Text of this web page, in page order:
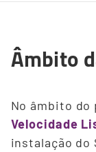
Âmbito
No âmbito do
Velocidade
instalação do